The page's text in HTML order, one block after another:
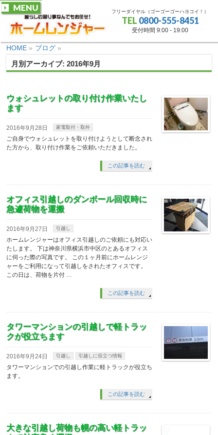
フリーダイヤル（ゴーゴーゴーハヨコイ！）
TEL 0800-555-8451
受付時間 9:00 - 19:00
MENU
HOME » ブログ »
月別アーカイブ: 2016年9月
ウォシュレットの取り付け作業いたし
ます
2016年9月28日 家電取付・取外
ご自身でウォシュレットを取り付けようとして断念され
た方から、取り付け作業をご依頼いただきました。
この記事を読む
オフィス引越しのダンボール回収時に
急遽荷物を運搬
2016年9月27日 引越し
ホームレンジャーはオフィス引越しのご依頼にも対応い
たします。 下は神奈川県横浜市中区のとあるオフィス
に伺った際の写真です。 この１ヶ月前にホームレンジ
ャーをご利用になって引越しをされたオフィスです。
この日は、荷物を片付 …
この記事を読む
タワーマンションの引越しで軽トラッ
クが役立ちます
2016年9月24日 引越し 引越しに役立つ情報
タワーマンションでの引越し作業に軽トラックが役立ち
ます。
この記事を読む
大きな引越し荷物も幌の高い軽トラッ